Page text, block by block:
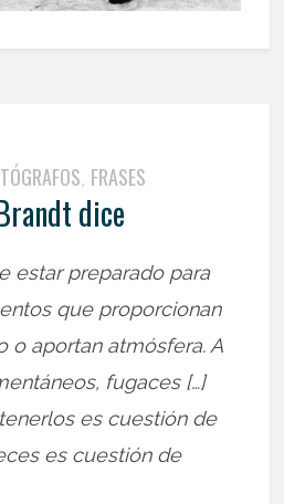
, FRASES
dice
estar preparado para
que proporcionan
o aportan atmósfera. A
fugaces […]
es cuestión de
es cuestión de